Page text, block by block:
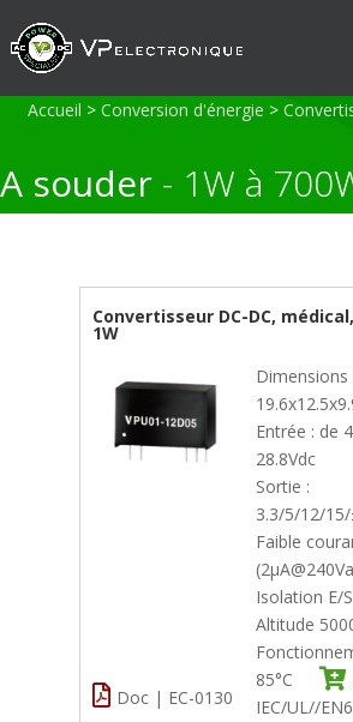
Accueil > Conversion d'énergie >
A souder - 1W à
Convertisseur DC-DC,
1W
Dimensions
Entrée : de
28.8Vdc
Sortie :
3.3/5/12/
Faible
Isolation E/
Altitude
85°C
IEC/UL//
Doc | EC-0130